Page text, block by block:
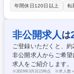
値を再構築し世界へ届
築 ■家電製品（PSE・
工場への監査・改善指
不具合の真因を分析
に基づく法的リスク管
種 【東京】品質責任
をお任せ
年間休日120日以上 転
非公開求人 は
ご登録いただくと、約
非公開求人からご希望
求人をご紹介します。
※2026年3月31日時点 ※求人数